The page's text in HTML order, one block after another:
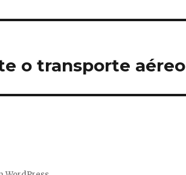
o transporte aéreo